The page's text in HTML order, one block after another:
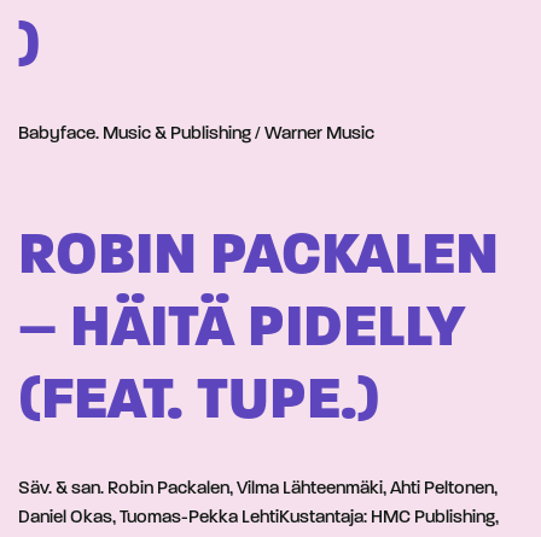
)
Babyface. Music & Publishing / Warner Music
ROBIN PACKALEN
– HÄITÄ PIDELLY
(FEAT. TUPE.)
Säv. & san. Robin Packalen, Vilma Lähteenmäki, Ahti Peltonen,
Daniel Okas, Tuomas-Pekka LehtiKustantaja: HMC Publishing,